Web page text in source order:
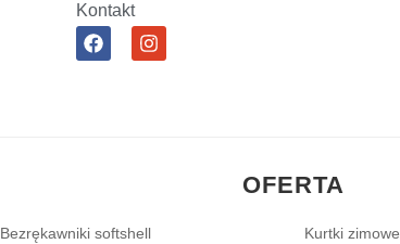
Kontakt
F
a
I
n
OFERTA
Bezrękawniki softshell
Kurtki zimowe